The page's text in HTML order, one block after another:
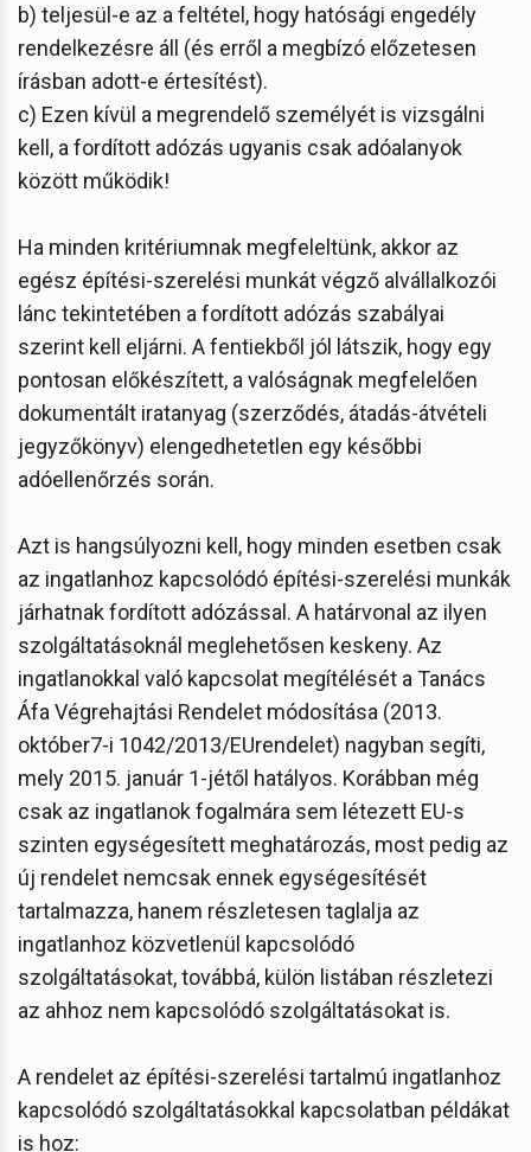
b) teljesül-e az a feltétel, hogy hatósági engedély
rendelkezésre áll (és erről a megbízó előzetesen
írásban adott-e értesítést).
c) Ezen kívül a megrendelő személyét is vizsgálni
kell, a fordított adózás ugyanis csak adóalanyok
között működik!
Ha minden kritériumnak megfeleltünk, akkor az
egész építési-szerelési munkát végző alvállalkozói
lánc tekintetében a fordított adózás szabályai
szerint kell eljárni. A fentiekből jól látszik, hogy egy
pontosan előkészített, a valóságnak megfelelően
dokumentált iratanyag (szerződés, átadás-átvételi
jegyzőkönyv) elengedhetetlen egy későbbi
adóellenőrzés során.
Azt is hangsúlyozni kell, hogy minden esetben csak
az ingatlanhoz kapcsolódó építési-szerelési munkák
járhatnak fordított adózással. A határvonal az ilyen
szolgáltatásoknál meglehetősen keskeny. Az
ingatlanokkal való kapcsolat megítélését a Tanács
Áfa Végrehajtási Rendelet módosítása (2013.
október7-i 1042/2013/EUrendelet) nagyban segíti,
mely 2015. január 1-jétől hatályos. Korábban még
csak az ingatlanok fogalmára sem létezett EU-s
szinten egységesített meghatározás, most pedig az
új rendelet nemcsak ennek egységesítését
tartalmazza, hanem részletesen taglalja az
ingatlanhoz közvetlenül kapcsolódó
szolgáltatásokat, továbbá, külön listában részletezi
az ahhoz nem kapcsolódó szolgáltatásokat is.
A rendelet az építési-szerelési tartalmú ingatlanhoz
kapcsolódó szolgáltatásokkal kapcsolatban példákat
is hoz: